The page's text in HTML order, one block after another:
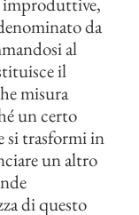
da
al
il
misura
un certo
si trasformi in
un altro
di questo